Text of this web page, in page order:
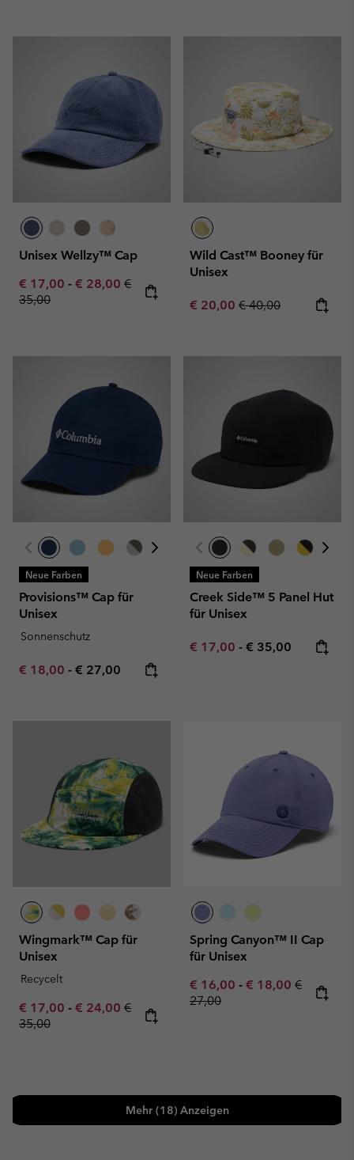
Unisex Wellzy™ Cap
Minimum sale price:
€ 17,00 - Maximum sale price:
€ 28,00 Regular price:
€
35,00
Wild Cast™ Booney für
Unisex
Sale price:
€ 20,00 Regular price:
€ 40,00
Neue Farben
Provisions™ Cap für
Unisex
Sonnenschutz
Minimum sale price:
€ 18,00 - Maximum price:
€ 27,00
Neue Farben
Creek Side™ 5 Panel Hut
für Unisex
Minimum sale price:
€ 17,00 - Maximum price:
€ 35,00
Wingmark™ Cap für
Unisex
Recycelt
Minimum sale price:
€ 17,00 - Maximum sale price:
€ 24,00 Regular price:
€
35,00
Spring Canyon™ II Cap
für Unisex
Minimum sale price:
€ 16,00 - Maximum sale
€ 18,00 Regular
€
27,00
Mehr (18) Anzeigen